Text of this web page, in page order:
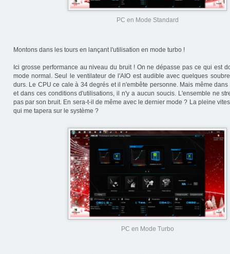
PC en Mode Standard
Montons dans les tours en lançant l'utilisation en mode turbo !
Ici grosse performance au niveau du bruit ! On ne dépasse pas ce qui est
mode normal. Seul le ventilateur de l'AIO est audible avec quelques
durs. Le CPU ce cale à 34 degrés et il n'embête personne. Mais même
et dans ces conditions d'utilisations, il n'y a aucun soucis. L'ensemble ne
pas par son bruit. En sera-t-il de même avec le dernier mode ? La pleine
qui me tapera sur le système ?
PC en Mode Turbo